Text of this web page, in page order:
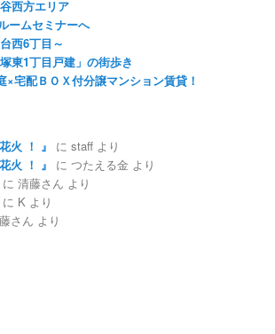
西方エリア
ームセミナーへ
西6丁目～
東1丁目戸建」の街歩き
×宅配ＢＯＸ付分譲マンション賃貸！
火 ！ 』 にstaff より
火 ！ 』
につたえる金 より
に清藤さん より
に K より
さん より